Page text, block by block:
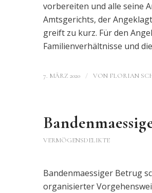
vorbereiten und alle seine
Amtsgerichts, der
greift zu kurz. Für den
Familienverhältnisse und
7. MÄRZ 2020 / VON FLORIAN
VERMÖGENSDELIKTE
Bandenmaessiger Betrug
organisierter